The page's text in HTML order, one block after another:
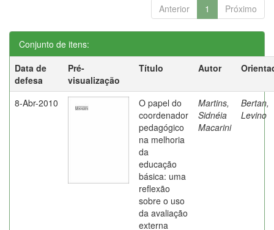
Anterior 1 Próximo
Conjunto de itens:
Data de
defesa
Pré-
visualização
Título Autor
8-Abr-2010
O papel do
coordenador
pedagógico
na melhoria
da
educação
básica: uma
reflexão
sobre o uso
da avaliação
externa
Martins,
Sidnéia
Macarini
Bertan,
Levino